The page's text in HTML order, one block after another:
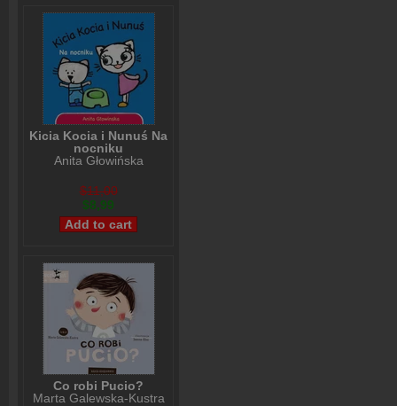
Kicia Kocia i Nunuś Na
nocniku
Anita Głowińska
$11,00
$8,99
Co robi Pucio?
Marta Galewska-Kustra